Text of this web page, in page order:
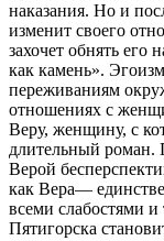
наказания. Но и
изменит своего
захочет обнять его
как камень».
переживаниям
отношениях с
Веру, женщину, с
длительный роман.
Верой
как Вера—
всеми слабостями
Пятигорска